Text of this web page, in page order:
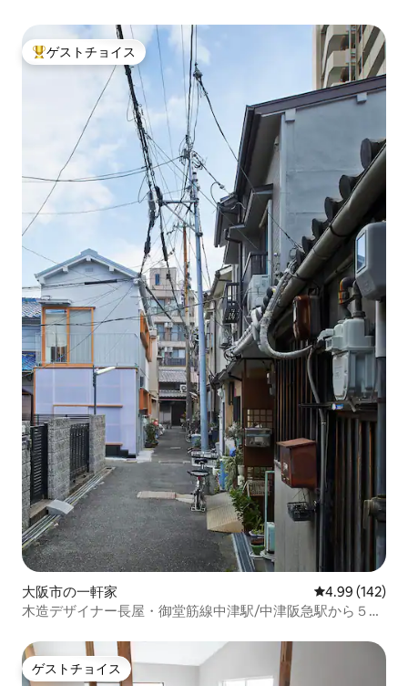
大好評のゲストチョイスです。
ゲストチョイス
大阪市の一軒家 レビュー142
4.99 (142)
木造デザイナー長屋・御堂筋線中津駅/中津阪急駅から５
ゲストチョイス
ゲストチョイス